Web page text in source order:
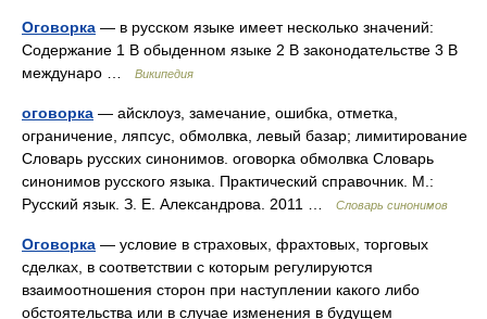
Оговорка — в русском языке имеет несколько значений:
Содержание 1 В обыденном языке 2 В законодательстве 3 В
междунаро …
Википедия
оговорка — айсклоуз, замечание, ошибка, отметка,
ограничение, ляпсус, обмолвка, левый базар; лимитирование
Словарь русских синонимов. оговорка обмолвка Словарь
синонимов русского языка. Практический справочник. М.:
Русский язык. З. Е. Александрова. 2011 …
Словарь синонимов
Оговорка — условие в страховых, фрахтовых, торговых
сделках, в соответствии с которым регулируются
взаимоотношения сторон при наступлении какого либо
обстоятельства или в случае изменения в будущем